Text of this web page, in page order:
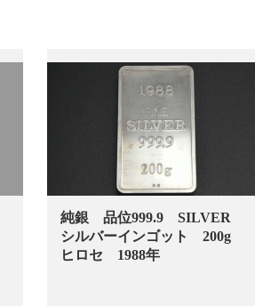
純銀 品位999.9 SILVER
シルバーインゴット 200g
ヒロセ 1988年